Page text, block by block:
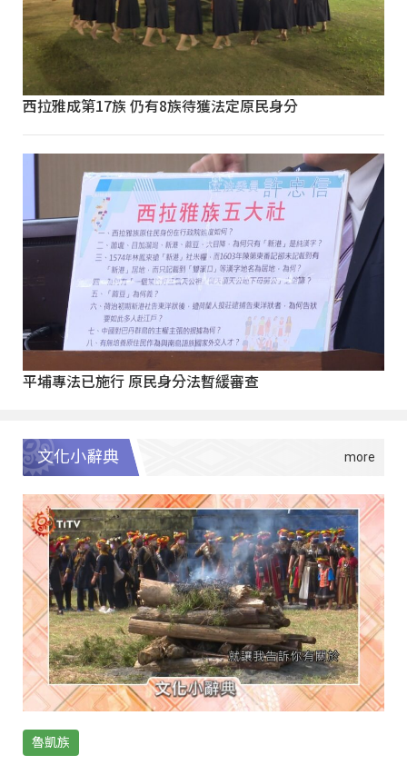
西拉雅成第17族 仍有8族待獲法定原民身分
平埔專法已施行 原民身分法暫緩審查
文化小辭典
魯凱族